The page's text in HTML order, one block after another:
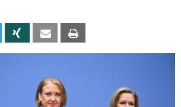
Linkedin Xing Email